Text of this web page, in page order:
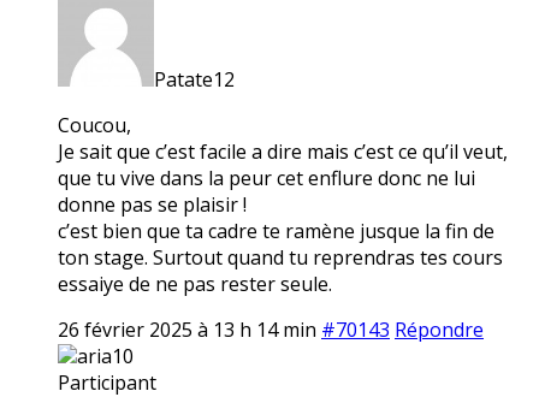
Patate12
Coucou,
Je sait que c’est facile a dire mais c’est ce qu’il veut,
que tu vive dans la peur cet enflure donc ne lui
donne pas se plaisir !
c’est bien que ta cadre te ramène jusque la fin de
ton stage. Surtout quand tu reprendras tes cours
essaiye de ne pas rester seule.
26 février 2025 à 13 h 14 min #70143 Répondre
aria10
Participant